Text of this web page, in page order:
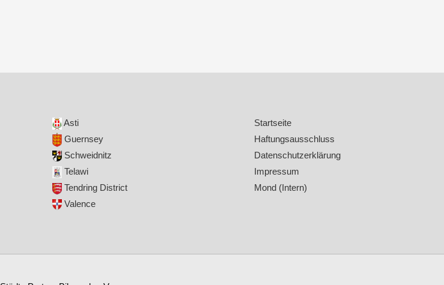
Asti
Guernsey
Schweidnitz
Telawi
Tendring District
Valence
Startseite
Haftungsausschluss
Datenschutzerklärung
Impressum
Mond (Intern)